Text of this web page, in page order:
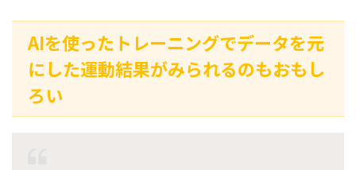
AIを使ったトレーニングでデータを元
にした運動結果がみられるのもおもし
ろい